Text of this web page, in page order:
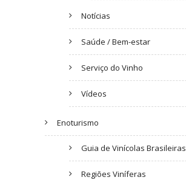
Notícias
Saúde / Bem-estar
Serviço do Vinho
Vídeos
Enoturismo
Guia de Vinícolas Brasileiras
Regiões Viníferas